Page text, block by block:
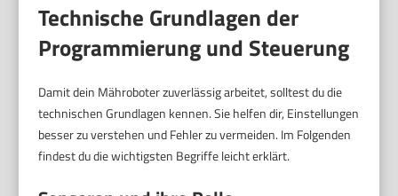
Technische Grundlagen der
Programmierung und Steuerung
Damit dein Mähroboter zuverlässig arbeitet, solltest du die
technischen Grundlagen kennen. Sie helfen dir, Einstellungen
besser zu verstehen und Fehler zu vermeiden. Im Folgenden
findest du die wichtigsten Begriffe leicht erklärt.